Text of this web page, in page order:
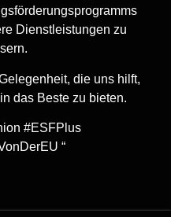
Dienstleistungen zu
die uns hilft,
das Beste zu bieten.
#ESFPlus
“